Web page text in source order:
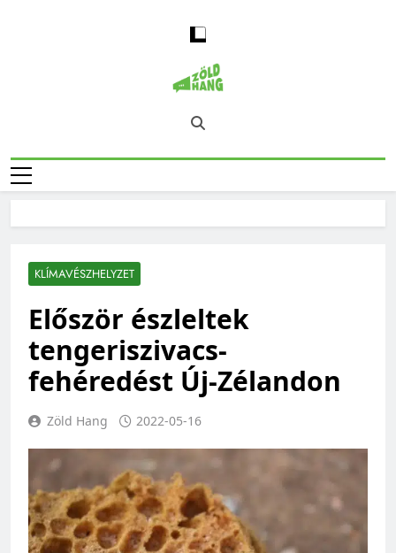
Magyarország
Zöld Hangja
Zöld Hang – Természet, Klímaváltozás,
Fenntarthatóság, Jövő
KLÍMAVÉSZHELYZET
Először észleltek
tengeriszivacs-
fehéredést Új-Zélandon
Zöld Hang 2022-05-16